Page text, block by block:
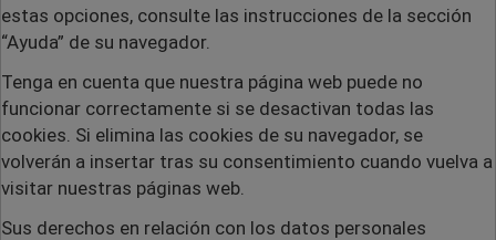
estas opciones, consulte las instrucciones de la sección
“Ayuda” de su navegador.
Tenga en cuenta que nuestra página web puede no
funcionar correctamente si se desactivan todas las
cookies. Si elimina las cookies de su navegador, se
volverán a insertar tras su consentimiento cuando vuelva a
visitar nuestras páginas web.
Sus derechos en relación con los datos personales